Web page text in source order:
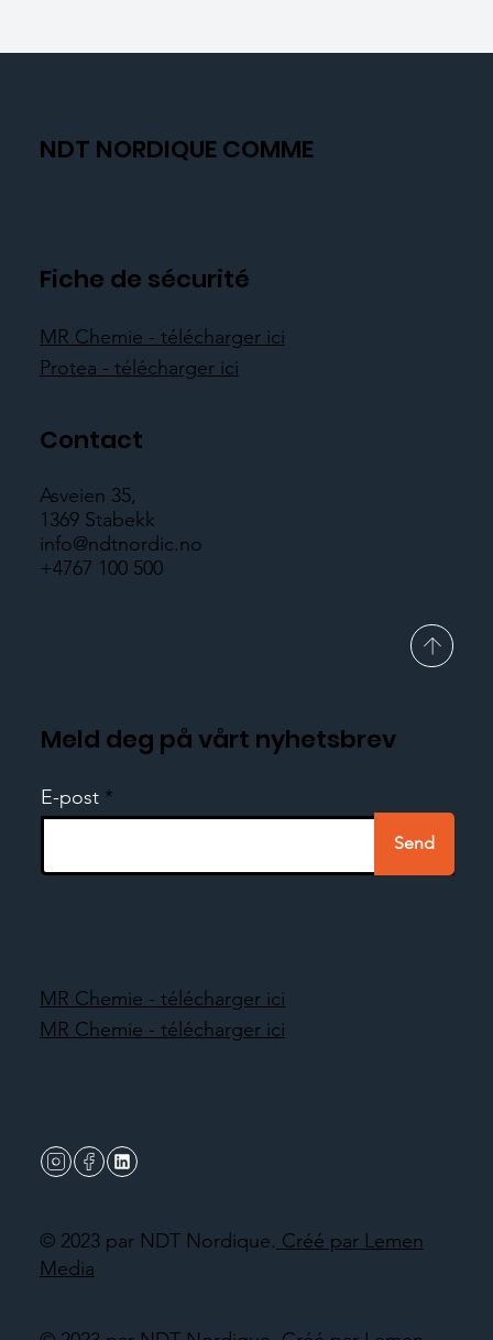
NDT NORDIQUE COMME
Fiche de sécurité
MR Chemie - télécharger ici
Protea - télécharger ici
Contact
Asveien 35,
1369 Stabekk
info@ndtnordic.no
+4767 100 500
Meld deg på vårt nyhetsbrev
E-post
Send
© 2023 par NDT Nordique. Créé par Lemen
Media
MR Chemie - télécharger ici
MR Chemie - télécharger ici